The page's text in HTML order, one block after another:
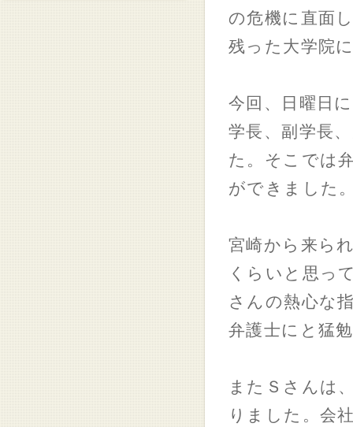
の危機に直面
残った大学院
今回、日曜日
学長、副学長
た。そこでは
ができました
宮崎から来ら
くらいと思っ
さんの熱心な
弁護士にと猛
またＳさんは
りました。会